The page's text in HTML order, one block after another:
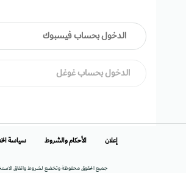
الدخول بحساب فيسبوك
الدخول بحساب غوغل
جميع الحقوق محفوظة وتخضع لشروط واتفاق
إعلان الأحكام والشروط سياسة